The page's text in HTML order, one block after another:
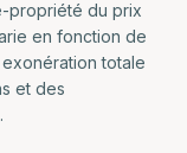
propriété du prix
en fonction de
totale
et des